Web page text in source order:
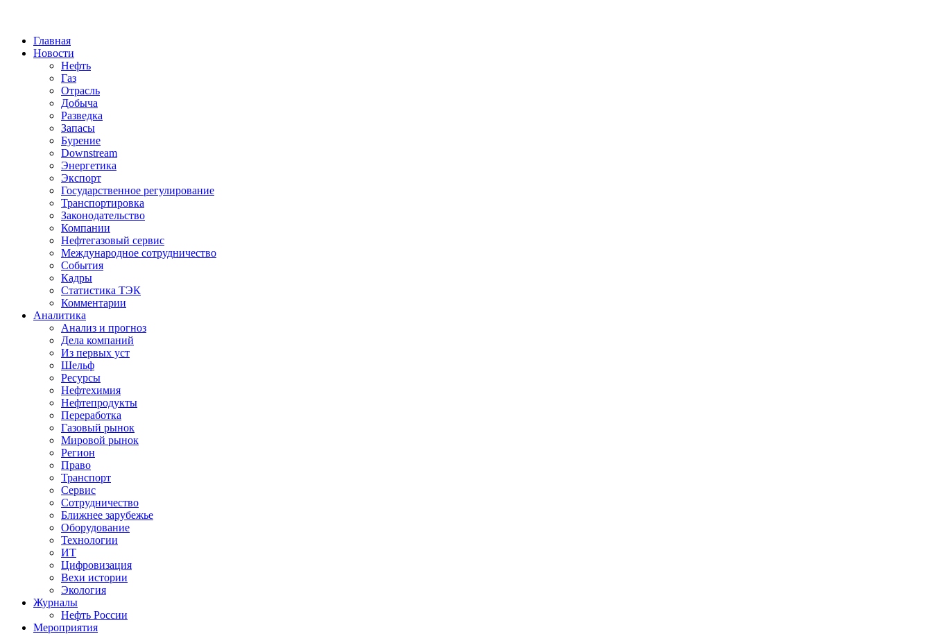
Главная
Новости
Нефть
Газ
Отрасль
Добыча
Разведка
Запасы
Бурение
Downstream
Энергетика
Экспорт
Государственное регулирование
Транспортировка
Законодательство
Компании
Нефтегазовый сервис
Международное сотрудничество
События
Кадры
Статистика ТЭК
Комментарии
Аналитика
Анализ и прогноз
Дела компаний
Из первых уст
Шельф
Ресурсы
Нефтехимия
Нефтепродукты
Переработка
Газовый рынок
Мировой рынок
Регион
Право
Транспорт
Сервис
Сотрудничество
Ближнее зарубежье
Оборудование
Технологии
ИТ
Цифровизация
Вехи истории
Экология
Журналы
Нефть России
Мероприятия